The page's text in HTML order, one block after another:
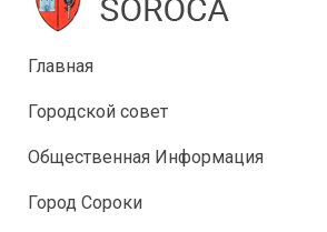
Главная
Городской совет
Общественная Информация
Город Сороки